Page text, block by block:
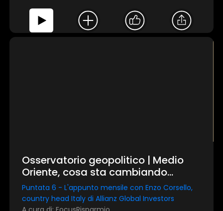
Osservatorio geopolitico | Medio
Oriente, cosa sta cambiando
davvero sui mercati
Puntata 6 - L'appunto mensile con Enzo Corsello,
country head Italy di Allianz Global Investors